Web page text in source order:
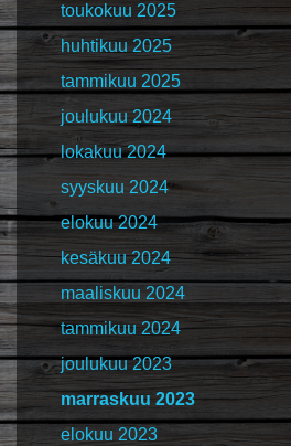
toukokuu 2025
huhtikuu 2025
tammikuu 2025
joulukuu 2024
lokakuu 2024
syyskuu 2024
elokuu 2024
kesäkuu 2024
maaliskuu 2024
tammikuu 2024
joulukuu 2023
marraskuu 2023
elokuu 2023